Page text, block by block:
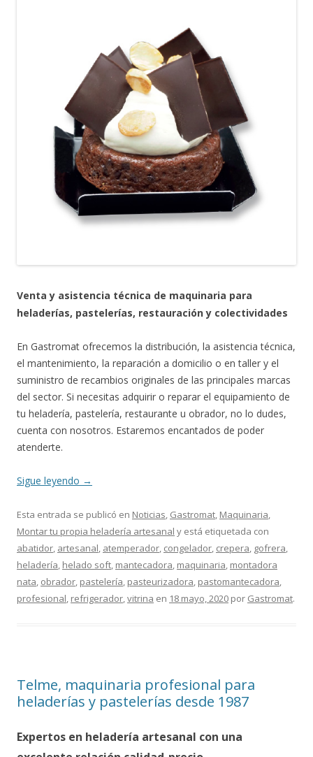
Venta y asistencia técnica de maquinaria para
heladerías, pastelerías, restauración y colectividades
En Gastromat ofrecemos la distribución, la asistencia técnica,
el mantenimiento, la reparación a domicilio o en taller y el
suministro de recambios originales de las principales marcas
del sector. Si necesitas adquirir o reparar el equipamiento de
tu heladería, pastelería, restaurante u obrador, no lo dudes,
cuenta con nosotros. Estaremos encantados de poder
atenderte.
Sigue leyendo →
Esta entrada se publicó en Noticias, Gastromat, Maquinaria,
Montar tu propia heladería artesanal y está etiquetada con
abatidor, artesanal, atemperador, congelador, crepera, gofrera,
heladería, helado soft, mantecadora, maquinaria, montadora
nata, obrador, pastelería, pasteurizadora, pastomantecadora,
profesional, refrigerador,vitrina en 18 mayo, 2020 por Gastromat.
Telme, maquinaria profesional para
heladerías y pastelerías desde 1987
Expertos en heladería artesanal con una